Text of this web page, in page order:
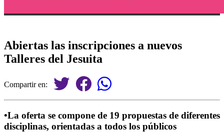
Abiertas las inscripciones a nuevos
Talleres del Jesuita
Compartir en:
•La oferta se compone de 19 propuestas de diferentes
disciplinas, orientadas a todos los públicos